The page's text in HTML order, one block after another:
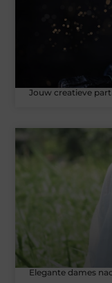
Jouw creatieve
Elegante dames